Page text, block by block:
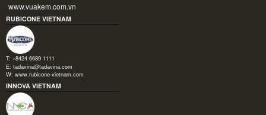
www.vuakem.com.vn
RUBICONE VIETNAM
T: +8424 6689 1111
E: tadavina@tadavina.com
W: www.rubicone-vietnam.com
INNOVA VIETNAM